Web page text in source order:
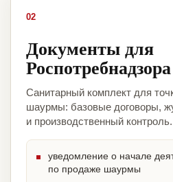
02
Документы для
Роспотребнадзора
Санитарный комплект для
шаурмы: базовые договоры,
и производственный контроль.
уведомление о начале
по продаже шаурмы